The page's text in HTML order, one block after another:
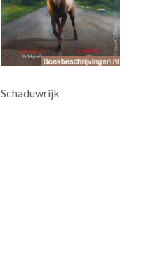
Schaduwrijk